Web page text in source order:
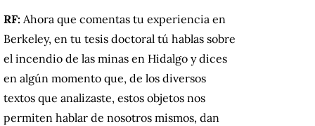
RF: Ahora que comentas tu experiencia en
Berkeley, en tu tesis doctoral tú hablas sobre
el incendio de las minas en Hidalgo y dices
en algún momento que, de los diversos
textos que analizaste, estos objetos nos
permiten hablar de nosotros mismos, dan